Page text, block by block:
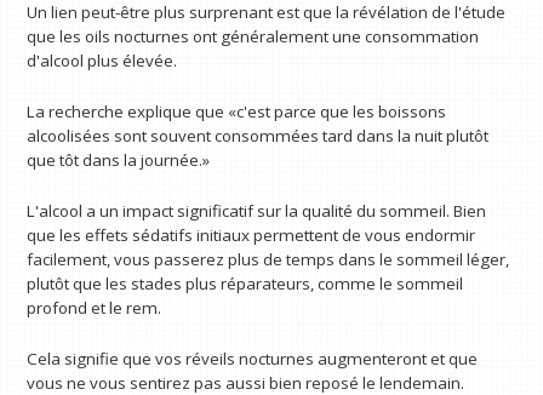
Un lien peut-être plus surprenant est que la révélation de l'étude
que les oils nocturnes ont généralement une consommation
d'alcool plus élevée.
La recherche explique que «c'est parce que les boissons
alcoolisées sont souvent consommées tard dans la nuit plutôt
que tôt dans la journée.»
L'alcool a un impact significatif sur la qualité du sommeil. Bien
que les effets sédatifs initiaux permettent de vous endormir
facilement, vous passerez plus de temps dans le sommeil léger,
plutôt que les stades plus réparateurs, comme le sommeil
profond et le rem.
Cela signifie que vos réveils nocturnes augmenteront et que
vous ne vous sentirez pas aussi bien reposé le lendemain.